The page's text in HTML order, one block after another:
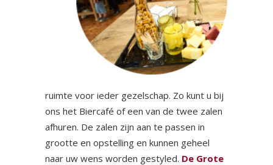
ruimte voor ieder gezelschap. Zo kunt u bij
ons het Biercafé of een van de twee zalen
afhuren. De zalen zijn aan te passen in
grootte en opstelling en kunnen geheel
naar uw wens worden gestyled. De Grote